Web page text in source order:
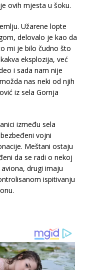
ovih mjesta u šoku.
Užarene lopte
delovalo je kao da
mi je bilo čudno što
eksplozija, već
i sada nam nije
nas neki od njih
iz sela Gornja
između sela
vojni
Meštani ostaju
da se radi o nekoj
drugi imaju
ispitivanju